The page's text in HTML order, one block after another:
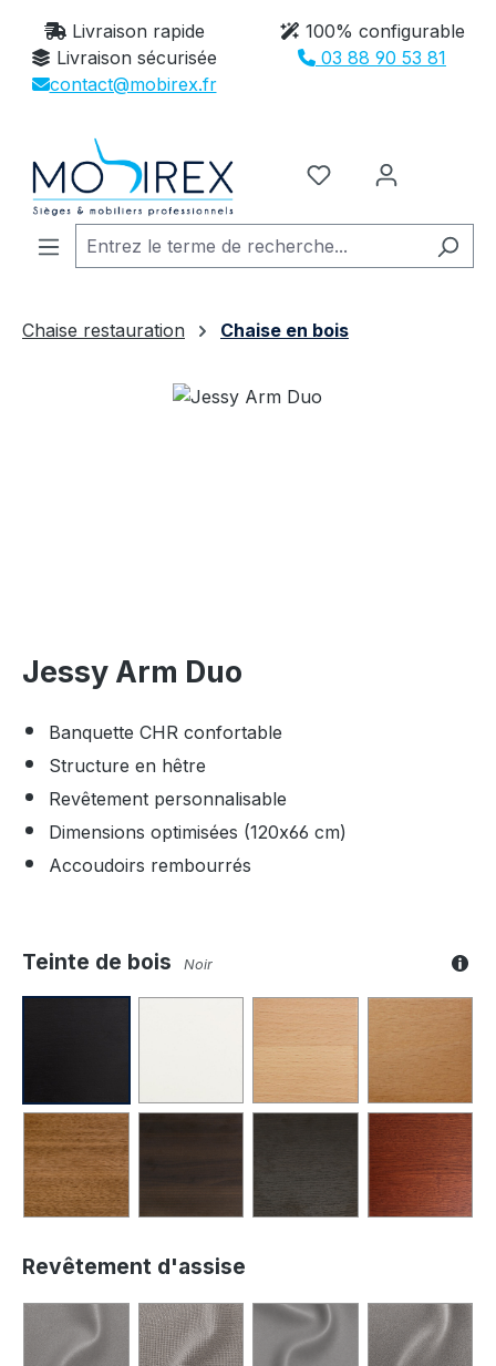
Passer au contenu principal
Livraison rapide
100% configurable
Livraison sécurisée
03 88 90 53 81
contact@mobirex.fr
Vous avez 0
Chaise restauration
Chaise en bois
Jessy Arm Duo
Banquette CHR confortable
Structure en hêtre
Revêtement personnalisable
Dimensions optimisées (120x66 cm)
Accoudoirs rembourrés
Teinte de bois Noir
Revêtement d'assise